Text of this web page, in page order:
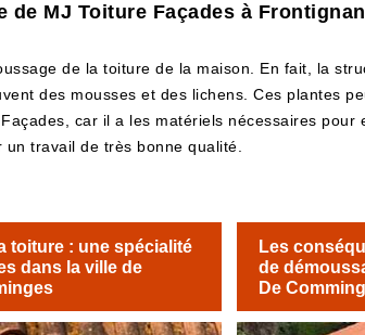
MJ Toiture Façades à
de la toiture de la maison. En fait, la
des mousses et des lichens. Ces plantes
car il a les matériels nécessaires pour
travail de très bonne qualité.
toiture : une spécialité
dans la ville de
Les
de
De